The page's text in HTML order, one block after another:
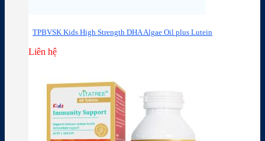
TPBVSK Kids High Strength DHA Algae Oil plus Lutein
Liên hệ